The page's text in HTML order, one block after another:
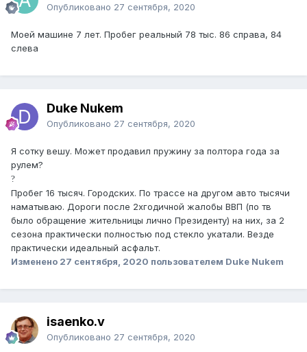
Опубликовано 27 сентября, 2020
Моей машине 7 лет. Пробег реальный 78 тыс. 86 справа, 84
слева
Duke Nukem
Опубликовано 27 сентября, 2020
Я сотку вешу. Может продавил пружину за полтора года за
рулем?
?
Пробег 16 тысяч. Городских. По трассе на другом авто тысячи
наматываю. Дороги после 2хгодичной жалобы ВВП (по тв
было обращение жительницы лично Президенту) на них, за 2
сезона практически полностью под стекло укатали. Везде
практически идеальный асфальт.
Изменено 27 сентября, 2020 пользователем Duke Nukem
isaenko.v
Опубликовано 27 сентября, 2020